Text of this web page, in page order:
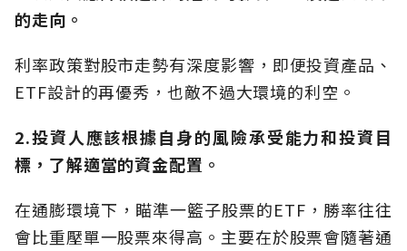
的走向。
利率政策對股市走勢有深度影響，即便投資產品、
ETF設計的再優秀，也敵不過大環境的利空。
2.投資人應該根據自身的風險承受能力和投資目
標，了解適當的資金配置。
在通膨環境下，瞄準一籃子股票的ETF，勝率往往
會比重壓單一股票來得高。主要在於股票會隨著通